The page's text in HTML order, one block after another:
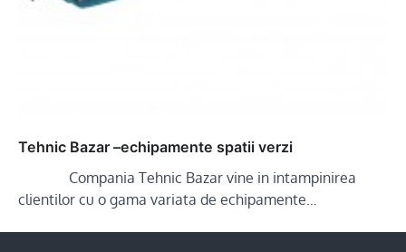
Tehnic Bazar –echipamente spatii verzi
Compania Tehnic Bazar vine in intampinirea
clientilor cu o gama variata de echipamente…